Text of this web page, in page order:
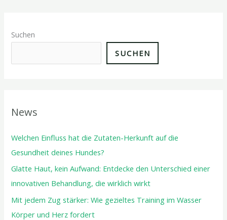
Suchen
SUCHEN
News
Welchen Einfluss hat die Zutaten-Herkunft auf die
Gesundheit deines Hundes?
Glatte Haut, kein Aufwand: Entdecke den Unterschied einer
innovativen Behandlung, die wirklich wirkt
Mit jedem Zug stärker: Wie gezieltes Training im Wasser
Körper und Herz fordert